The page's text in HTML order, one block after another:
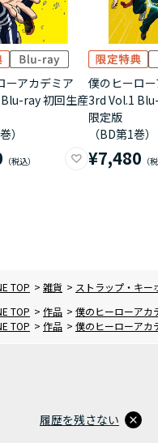
ーアカデミア
ray 初回生産
）
僕のヒーロ
3rd Vol.1
限定版
（BD第1巻）
¥7,480
TOP > 雑貨 > ストラップ・キー
TOP > 作品 > 僕のヒーローアカ
TOP > 作品 > 僕のヒーローアカ
履歴を残さない